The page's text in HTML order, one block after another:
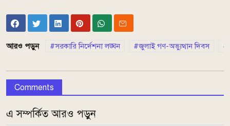
আরও পড়ুন সরকারি নির্দেশনা লঙ্ঘন জুলাই গণ-অভ্যুত্থান দিবস
Comments
এ সম্পর্কিত আরও পড়ুন